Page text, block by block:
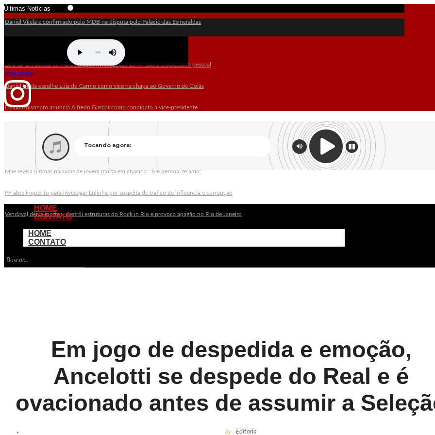
Últimas Notícias
Daniel Vilela é confirmado pelo MDB na disputa pelo Palácio das Esmeraldas
PSDB oficializa Marconi Perillo como candidato ao governo de Goiás
Lula sai em defesa de Marcola após investigação da PF sobre empréstimo pessoal
Daniel Vilela escolhe Luiz do Carmo como vice na chapa ao Governo de Goiás
Flávio Bolsonaro anuncia Alfredo Gaspar como candidato a vice-presidente
Alego aprova lei que cria política para exploração sustentável de terras raras em Goiás
Alego retoma sessões na 3ª-feira e vai manter trabalhos nas eleições
Mãe revela últimas palavras de jovem morta em chacina: “Me perdoa, te amo”
PF abre inquérito para investigar Lulinha por suspeita de tráfico de influência e corrupção
Vendaval deixa mortos, destrói estruturas do Rock in Rio e provoca apagão no Rio de Janeiro
Instagram
HOME
CONTATO
HOME
CONTATO
Em jogo de despedida e emoção,
Ancelotti se despede do Real e é
ovacionado antes de assumir a
by Editoria